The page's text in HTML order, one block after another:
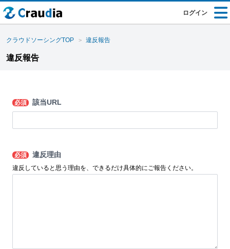
ログイン
クラウドソーシングTOP 違反報告
違反報告
必須 該当URL
必須 違反理由
違反していると思う理由を、できるだけ具体的にご報告ください。